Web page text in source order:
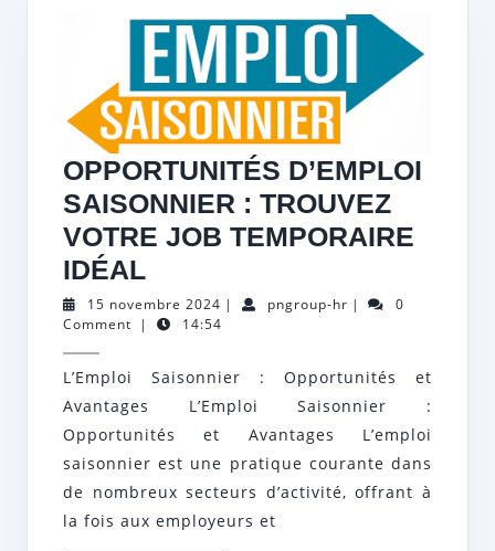
OPPORTUNITÉS D’EMPLOI
SAISONNIER : TROUVEZ
VOTRE JOB TEMPORAIRE
IDÉALOPPORTUNITÉS
D’EMPLOI
SAISONNIER
:
TROUVEZ
VOTRE
JOB
TEMPORAIRE
IDÉAL
15 novembre 2024 15
novembre
| pngroup-hrpngroup-
|
0
Comment | 14:54
L’Emploi Saisonnier : Opportunités et
Avantages L’Emploi Saisonnier :
Opportunités et Avantages L’emploi
saisonnier est une pratique courante dans
de nombreux secteurs d’activité, offrant à
la fois aux employeurs et